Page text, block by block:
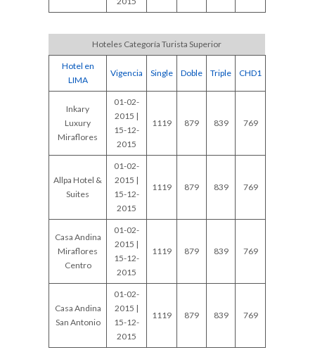
Hoteles Categoría Turista Superior
Hotel en
LIMA
Vigencia Single Doble Triple CHD1
Inkary
Luxury
Miraflores
01-02-
2015 |
15-12-
2015
1119 879 839 769
Allpa Hotel &
Suites
01-02-
2015 |
15-12-
2015
1119 879 839 769
Casa Andina
Miraflores
Centro
01-02-
2015 |
15-12-
2015
1119 879 839 769
Casa Andina
San Antonio
01-02-
2015 |
15-12-
2015
1119 879 839 769